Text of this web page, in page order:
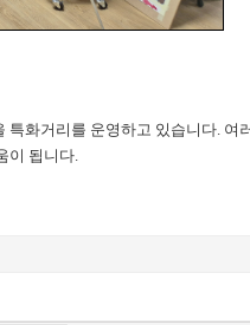
화거리를 운영하고 있습니다. 여
이 됩니다.